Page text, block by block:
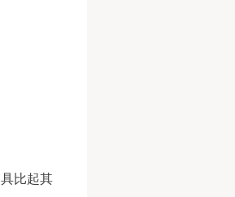
比起其